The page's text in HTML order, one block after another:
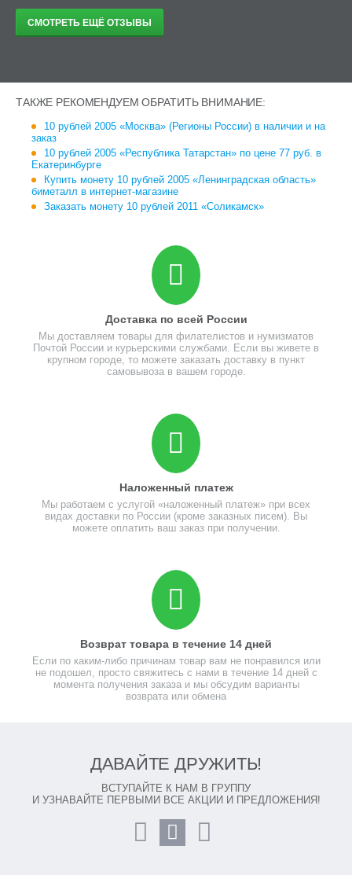
СМОТРЕТЬ ЕЩЁ ОТЗЫВЫ
ТАКЖЕ РЕКОМЕНДУЕМ ОБРАТИТЬ ВНИМАНИЕ:
10 рублей 2005 «Москва» (Регионы России) в наличии и на
заказ
10 рублей 2005 «Республика Татарстан» по цене 77 руб. в
Екатеринбурге
Купить монету 10 рублей 2005 «Ленинградская область»
биметалл в интернет-магазине
Заказать монету 10 рублей 2011 «Соликамск»
Доставка по всей России
Мы доставляем товары для филателистов и нумизматов
Почтой России и курьерскими службами. Если вы живете в
крупном городе, то можете заказать доставку в пункт
самовывоза в вашем городе.
Наложенный платеж
Мы работаем с услугой «наложенный платеж» при всех
видах доставки по России (кроме заказных писем). Вы
можете оплатить ваш заказ при получении.
Возврат товара в течение 14 дней
Если по каким-либо причинам товар вам не понравился или
не подошел, просто свяжитесь с нами в течение 14 дней с
момента получения заказа и мы обсудим варианты
возврата или обмена
ДАВАЙТЕ ДРУЖИТЬ!
ВСТУПАЙТЕ К НАМ В ГРУППУ
И УЗНАВАЙТЕ ПЕРВЫМИ ВСЕ АКЦИИ И ПРЕДЛОЖЕНИЯ!